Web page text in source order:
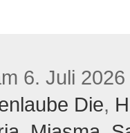
6. Juli 2026
Die,